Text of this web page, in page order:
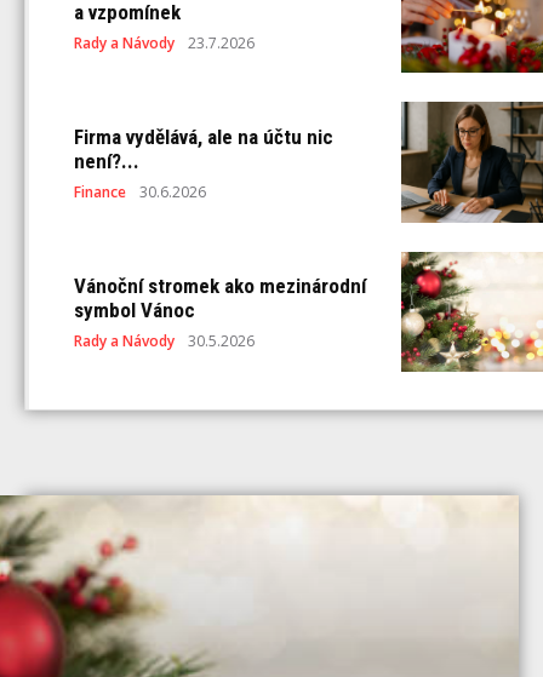
a vzpomínek
Rady a Návody 23.7.2026
Firma vydělává, ale na účtu nic
není?...
Finance 30.6.2026
Vánoční stromek ako mezinárodní
symbol Vánoc
Rady a Návody 30.5.2026